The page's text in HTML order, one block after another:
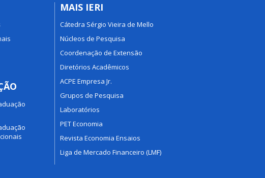
MAIS IERI
Cátedra Sérgio Vieira de Mello
Núcleos de Pesquisa
Coordenação de Extensão
Diretórios Acadêmicos
ACPE Empresa Jr.
Grupos de Pesquisa
Laboratórios
PET Economia
Revista Economia Ensaios
Liga de Mercado Financeiro (LMF)